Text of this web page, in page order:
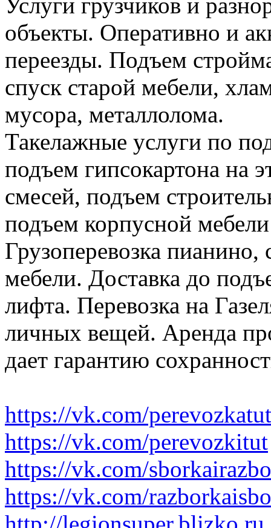
объекты. Оперативно и
переезды. Подъем
спуск старой мебели,
мусора, металлолома.
Такелажные услуги по
подъем гипсокартона на
смесей, подъем
подъем корпусной
Грузоперевозка
мебели. Доставка до
лифта. Перевозка на
личных вещей. Аренда
дает гарантию
https://vk.com/perevozkatut
https://vk.com/perevozkitut
https://vk.com/
https://vk.com/